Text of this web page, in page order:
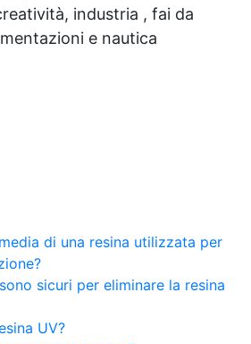
industria , fai da
e nautica
di una resina utilizzata per
sicuri per eliminare la resina
UV?